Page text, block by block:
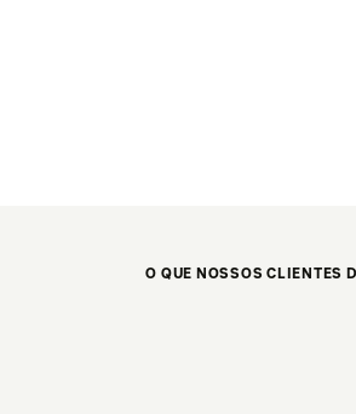
O QUE NOSSOS CLIENTES